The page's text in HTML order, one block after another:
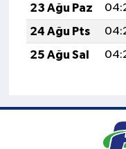
23 Ağu Paz
24 Ağu Pts
25 Ağu Sal